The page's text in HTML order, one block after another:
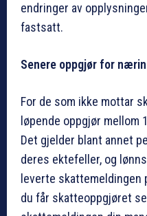
endringer av
fastsatt.
Senere oppgjør for
For de som ikke mottar
løpende oppgjør mellom
Det gjelder blant annet
deres ektefeller, og
leverte skattemeldingen
du får skatteoppgjøret